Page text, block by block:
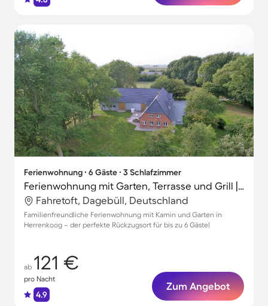
Ferienwohnung ∙ 6 Gäste ∙ 3 Schlafzimmer
Ferienwohnung mit Garten, Terrasse und Grill | Gartenblick
Fahretoft, Dagebüll, Deutschland
Familienfreundliche Ferienwohnung mit Kamin und Garten in
Herrenkoog – der perfekte Rückzugsort für bis zu 6 Gäste!
ab 121 €
pro Nacht
4.9
Zum Angebot